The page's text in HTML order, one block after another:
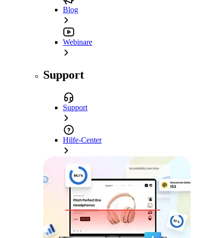
Blog
Webinare
Support
Support
Hilfe-Center